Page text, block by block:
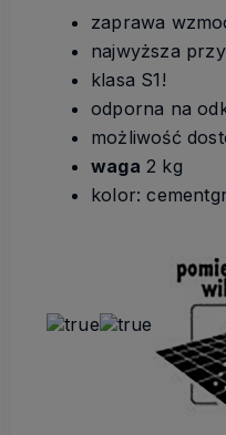
zaprawa
najwyższa
klasa S1!
odporna na
możliwość
waga 2 kg
kolor: